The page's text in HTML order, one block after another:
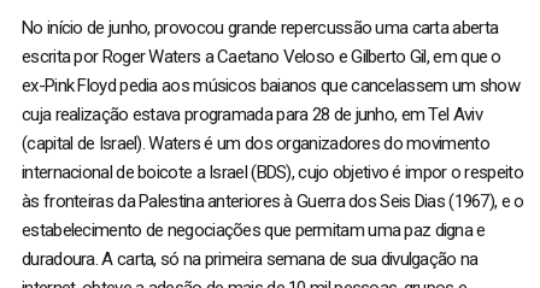
No início de junho, provocou grande repercussão uma carta aberta
escrita por Roger Waters a Caetano Veloso e Gilberto Gil, em que o
ex-Pink Floyd pedia aos músicos baianos que cancelassem um show
cuja realização estava programada para 28 de junho, em Tel Aviv
(capital de Israel). Waters é um dos organizadores do movimento
internacional de boicote a Israel (BDS), cujo objetivo é impor o respeito
às fronteiras da Palestina anteriores à Guerra dos Seis Dias (1967), e o
estabelecimento de negociações que permitam uma paz digna e
duradoura. A carta, só na primeira semana de sua divulgação na